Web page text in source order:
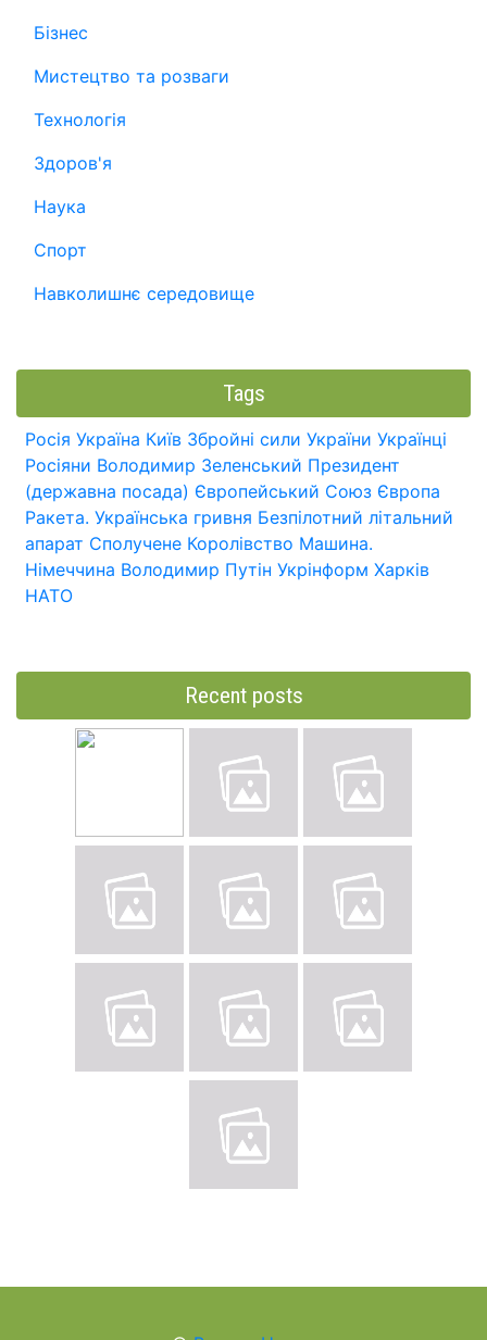
Бізнес
Мистецтво та розваги
Технологія
Здоров'я
Наука
Спорт
Навколишнє середовище
Tags
Росія Україна Київ Збройні сили України Українці
Росіяни Володимир Зеленський Президент
(державна посада) Європейський Союз Європа
Ракета. Українська гривня Безпілотний літальний
апарат Сполучене Королівство Машина.
Німеччина Володимир Путін Укрінформ Харків
НАТО
Recent posts